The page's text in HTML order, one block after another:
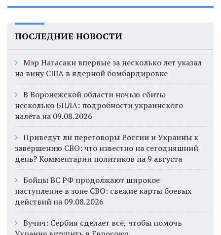
ПОСЛЕДНИЕ НОВОСТИ
Мэр Нагасаки впервые за несколько лет указал
на вину США в ядерной бомбардировке
В Воронежской области ночью сбиты
несколько БПЛА: подробности украинского
налёта на 09.08.2026
Приведут ли переговоры России и Украины к
завершению СВО: что известно на сегодняшний
день? Комментарии политиков на 9 августа
Бойцы ВС РФ продолжают широкое
наступление в зоне СВО: свежие карты боевых
действий на 09.08.2026
Вучич: Сербия сделает всё, чтобы помочь